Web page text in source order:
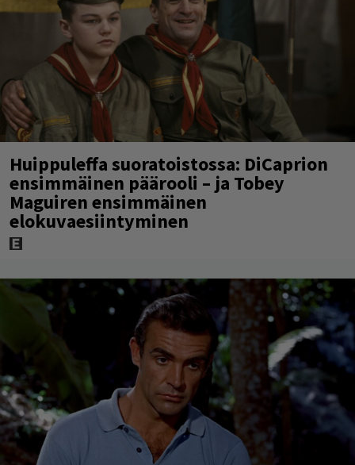
Huippuleffa suoratoistossa: DiCaprion
ensimmäinen päärooli – ja Tobey
Maguiren ensimmäinen
elokuvaesiintyminen